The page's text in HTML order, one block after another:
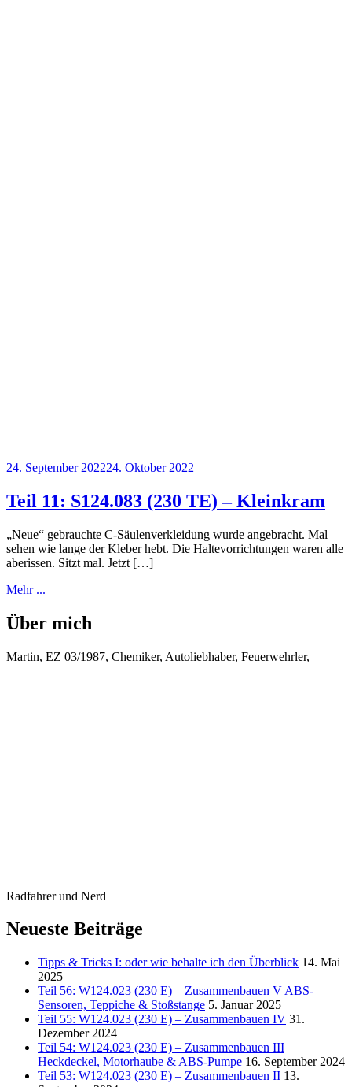
24. September 202224. Oktober 2022
Teil 11: S124.083 (230 TE) – Kleinkram
„Neue“ gebrauchte C-Säulenverkleidung wurde angebracht. Mal
sehen wie lange der Kleber hebt. Die Haltevorrichtungen waren alle
aberissen. Sitzt mal. Jetzt […]
Mehr ...
Über mich
Martin, EZ 03/1987, Chemiker, Autoliebhaber, Feuerwehrler,
Radfahrer und Nerd
Neueste Beiträge
Tipps & Tricks I: oder wie behalte ich den Überblick 14. Mai
2025
Teil 56: W124.023 (230 E) – Zusammenbauen V ABS-
Sensoren, Teppiche & Stoßstange 5. Januar 2025
Teil 55: W124.023 (230 E) – Zusammenbauen IV 31.
Dezember 2024
Teil 54: W124.023 (230 E) – Zusammenbauen III
Heckdeckel, Motorhaube & ABS-Pumpe 16. September 2024
Teil 53: W124.023 (230 E) – Zusammenbauen II 13.